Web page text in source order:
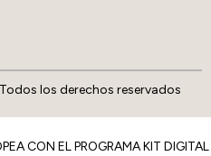
los derechos reservados
CON EL PROGRAMA KIT DIGITAL